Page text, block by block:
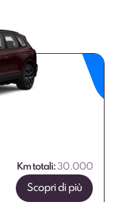
Km totali:30.000
Scopri di più